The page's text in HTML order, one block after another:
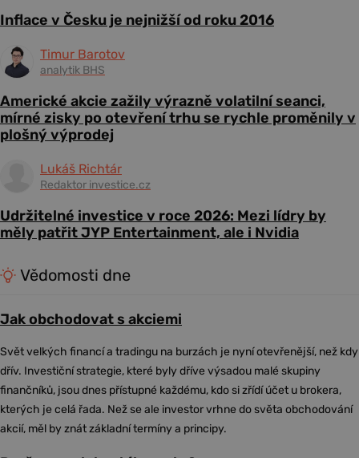
Inflace v Česku je nejnižší od roku 2016
Timur Barotov
analytik BHS
Americké akcie zažily výrazně volatilní seanci,
mírné zisky po otevření trhu se rychle proměnily v
plošný výprodej
Lukáš Richtár
Redaktor investice.cz
Udržitelné investice v roce 2026: Mezi lídry by
měly patřit JYP Entertainment, ale i Nvidia
Vědomosti dne
Jak obchodovat s akciemi
Svět velkých financí a tradingu na burzách je nyní otevřenější, než kdy
dřív. Investiční strategie, které byly dříve výsadou malé skupiny
finančníků, jsou dnes přístupné každému, kdo si zřídí účet u brokera,
kterých je celá řada. Než se ale investor vrhne do světa obchodování
akcií, měl by znát základní termíny a principy.